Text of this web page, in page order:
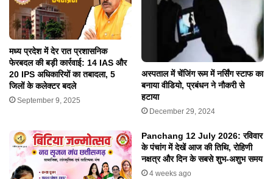
मध्य प्रदेश में देर रात प्रशासनिक
फेरबदल की बड़ी कार्रवाई: 14 IAS और
20 IPS अधिकारियों का तबादला, 5
जिलों के कलेक्टर बदले
September 9, 2025
अस्पताल में चेंजिंग रूम में नर्सिंग स्टाफ का
बनाया वीडियो, प्रबंधन ने नौकरी से
हटाया
December 29, 2024
Panchang 12 July 2026: रविवार
के पंचांग में देखें आज की तिथि, रोहिणी
नक्षत्र और दिन के सबसे शुभ-अशुभ समय
4 weeks ago